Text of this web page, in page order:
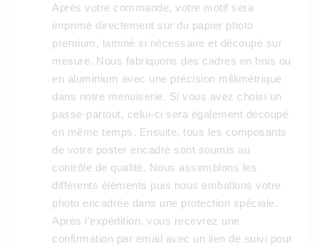
Après votre commande, votre motif sera
imprimé directement sur du papier photo
premium, laminé si nécessaire et découpé sur
mesure. Nous fabriquons des cadres en bois ou
en aluminium avec une précision millimétrique
dans notre menuiserie. Si vous avez choisi un
passe-partout, celui-ci sera également découpé
en même temps. Ensuite, tous les composants
de votre poster encadré sont soumis au
contrôle de qualité. Nous assemblons les
différents éléments puis nous emballons votre
photo encadrée dans une protection spéciale.
Après l’expédition, vous recevrez une
confirmation par email avec un lien de suivi pour